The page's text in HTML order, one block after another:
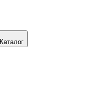
Каталог